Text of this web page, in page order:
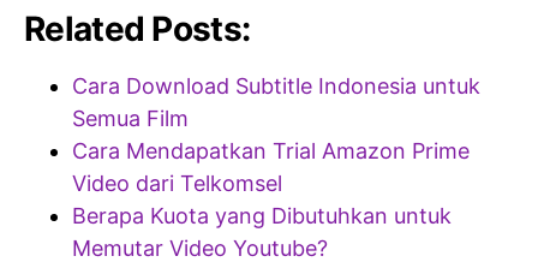
Related Posts:
Cara Download Subtitle Indonesia untuk
Semua Film
Cara Mendapatkan Trial Amazon Prime
Video dari Telkomsel
Berapa Kuota yang Dibutuhkan untuk
Memutar Video Youtube?